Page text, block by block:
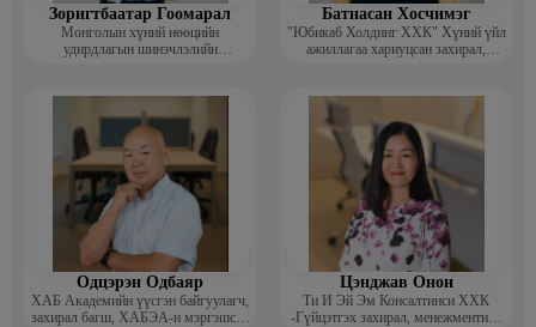
Зоригтбаатар Гоомарал
Монголын хүний нөөцийн
удирдлагын шинэчлэлийн
Батнасан Хосчимэг
"Юбикаб Холдинг ХХК" Хүний үйл
ажиллагаа хариуцсан захирал,
Одцэрэн Одбаяр
ХАБ Академийн үүсгэн байгуулагч,
захирал багш, ХАБЭА-н мэргэшсэн
Цэнджав Онон
Ти И Эй Эм Консалтинси ХХК
-Гүйцэтгэх захирал, менежментийн